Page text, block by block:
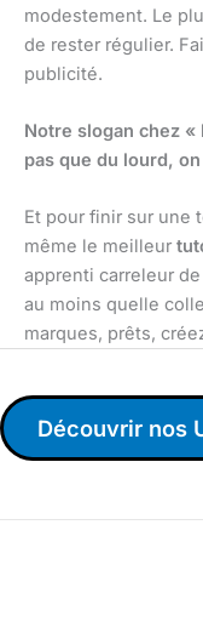
modestement. Le
de rester régulier.
publicité.
Notre slogan chez
pas que du lourd,
Et pour finir sur une
même le meilleur
apprenti carreleur
au moins quelle
marques, prêts,
Découvrir nos